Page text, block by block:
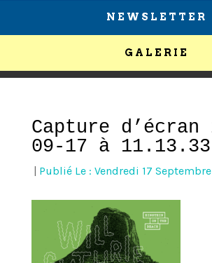
NEWSLETTER
GALERIE
Capture d’écran
09-17 à 11.13.33
Publié Le : Vendredi 17 Septembre